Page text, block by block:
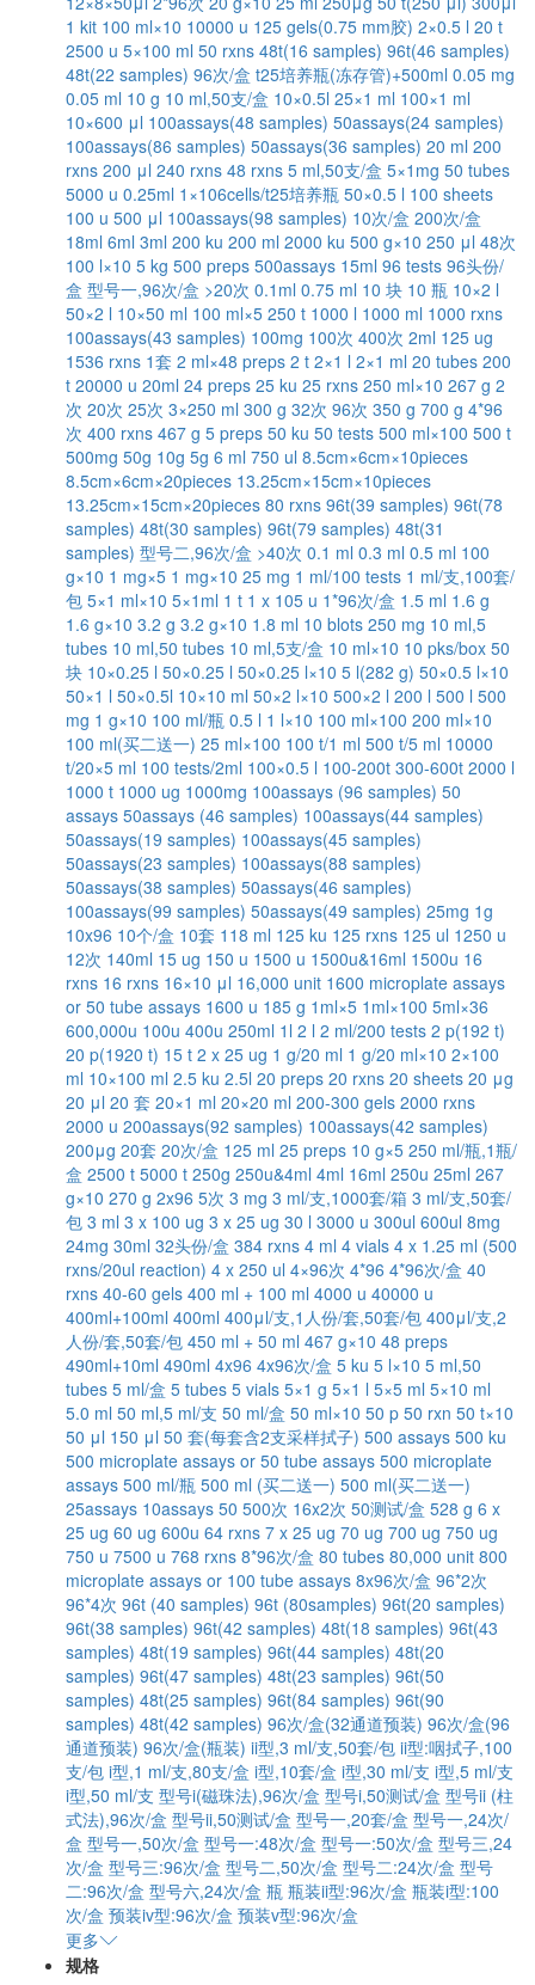
1 kit 100 ml×10 10000 u 125 gels(0.75 mm胶) 2×0.5 l 20 t
2500 u 5×100 ml 50 rxns 48t(16 samples) 96t(46 samples)
48t(22 samples) 96次/盒 t25培养瓶(冻存管)+500ml 0.05 mg
0.05 ml 10 g 10 ml,50支/盒 10×0.5l 25×1 ml 100×1 ml
10×600 μl 100assays(48 samples) 50assays(24 samples)
100assays(86 samples) 50assays(36 samples) 20 ml 200
rxns 200 μl 240 rxns 48 rxns 5 ml,50支/盒 5×1mg 50 tubes
5000 u 0.25ml 1×106cells/t25培养瓶 50×0.5 l 100 sheets
100 u 500 μl 100assays(98 samples) 10次/盒 200次/盒
18ml 6ml 3ml 200 ku 200 ml 2000 ku 500 g×10 250 μl 48次
100 l×10 5 kg 500 preps 500assays 15ml 96 tests 96头份/
盒 型号一,96次/盒 >20次 0.1ml 0.75 ml 10 块 10 瓶 10×2 l
50×2 l 10×50 ml 100 ml×5 250 t 1000 l 1000 ml 1000 rxns
100assays(43 samples) 100mg 100次 400次 2ml 125 ug
1536 rxns 1套 2 ml×48 preps 2 t 2×1 l 2×1 ml 20 tubes 200
t 20000 u 20ml 24 preps 25 ku 25 rxns 250 ml×10 267 g 2
次 20次 25次 3×250 ml 300 g 32次 96次 350 g 700 g 4*96
次 400 rxns 467 g 5 preps 50 ku 50 tests 500 ml×100 500 t
500mg 50g 10g 5g 6 ml 750 ul 8.5cm×6cm×10pieces
8.5cm×6cm×20pieces 13.25cm×15cm×10pieces
13.25cm×15cm×20pieces 80 rxns 96t(39 samples) 96t(78
samples) 48t(30 samples) 96t(79 samples) 48t(31
samples) 型号二,96次/盒 >40次 0.1 ml 0.3 ml 0.5 ml 100
g×10 1 mg×5 1 mg×10 25 mg 1 ml/100 tests 1 ml/支,100套/
包 5×1 ml×10 5×1ml 1 t 1 x 105 u 1*96次/盒 1.5 ml 1.6 g
1.6 g×10 3.2 g 3.2 g×10 1.8 ml 10 blots 250 mg 10 ml,5
tubes 10 ml,50 tubes 10 ml,5支/盒 10 ml×10 10 pks/box 50
块 10×0.25 l 50×0.25 l 50×0.25 l×10 5 l(282 g) 50×0.5 l×10
50×1 l 50×0.5l 10×10 ml 50×2 l×10 500×2 l 200 l 500 l 500
mg 1 g×10 100 ml/瓶 0.5 l 1 l×10 100 ml×100 200 ml×10
100 ml(买二送一) 25 ml×100 100 t/1 ml 500 t/5 ml 10000
t/20×5 ml 100 tests/2ml 100×0.5 l 100-200t 300-600t 2000 l
1000 t 1000 ug 1000mg 100assays (96 samples) 50
assays 50assays (46 samples) 100assays(44 samples)
50assays(19 samples) 100assays(45 samples)
50assays(23 samples) 100assays(88 samples)
50assays(38 samples) 50assays(46 samples)
100assays(99 samples) 50assays(49 samples) 25mg 1g
10x96 10个/盒 10套 118 ml 125 ku 125 rxns 125 ul 1250 u
12次 140ml 15 ug 150 u 1500 u 1500u&16ml 1500u 16
rxns 16 rxns 16×10 μl 16,000 unit 1600 microplate assays
or 50 tube assays 1600 u 185 g 1ml×5 1ml×100 5ml×36
600,000u 100u 400u 250ml 1l 2 l 2 ml/200 tests 2 p(192 t)
20 p(1920 t) 15 t 2 x 25 ug 1 g/20 ml 1 g/20 ml×10 2×100
ml 10×100 ml 2.5 ku 2.5l 20 preps 20 rxns 20 sheets 20 μg
20 μl 20 套 20×1 ml 20×20 ml 200-300 gels 2000 rxns
2000 u 200assays(92 samples) 100assays(42 samples)
200μg 20套 20次/盒 125 ml 25 preps 10 g×5 250 ml/瓶,1瓶/
盒 2500 t 5000 t 250g 250u&4ml 4ml 16ml 250u 25ml 267
g×10 270 g 2x96 5次 3 mg 3 ml/支,1000套/箱 3 ml/支,50套/
包 3 ml 3 x 100 ug 3 x 25 ug 30 l 3000 u 300ul 600ul 8mg
24mg 30ml 32头份/盒 384 rxns 4 ml 4 vials 4 x 1.25 ml (500
rxns/20ul reaction) 4 x 250 ul 4×96次 4*96 4*96次/盒 40
rxns 40-60 gels 400 ml + 100 ml 4000 u 40000 u
400ml+100ml 400ml 400μl/支,1人份/套,50套/包 400μl/支,2
人份/套,50套/包 450 ml + 50 ml 467 g×10 48 preps
490ml+10ml 490ml 4x96 4x96次/盒 5 ku 5 l×10 5 ml,50
tubes 5 ml/盒 5 tubes 5 vials 5×1 g 5×1 l 5×5 ml 5×10 ml
5.0 ml 50 ml,5 ml/支 50 ml/盒 50 ml×10 50 p 50 rxn 50 t×10
50 μl 150 μl 50 套(每套含2支采样拭子) 500 assays 500 ku
500 microplate assays or 50 tube assays 500 microplate
assays 500 ml/瓶 500 ml (买二送一) 500 ml(买二送一)
25assays 10assays 50 500次 16x2次 50测试/盒 528 g 6 x
25 ug 60 ug 600u 64 rxns 7 x 25 ug 70 ug 700 ug 750 ug
750 u 7500 u 768 rxns 8*96次/盒 80 tubes 80,000 unit 800
microplate assays or 100 tube assays 8x96次/盒 96*2次
96*4次 96t (40 samples) 96t (80samples) 96t(20 samples)
96t(38 samples) 96t(42 samples) 48t(18 samples) 96t(43
samples) 48t(19 samples) 96t(44 samples) 48t(20
samples) 96t(47 samples) 48t(23 samples) 96t(50
samples) 48t(25 samples) 96t(84 samples) 96t(90
samples) 48t(42 samples) 96次/盒(32通道预装) 96次/盒(96
通道预装) 96次/盒(瓶装) ii型,3 ml/支,50套/包 ii型:咽拭子,100
支/包 i型,1 ml/支,80支/盒 i型,10套/盒 i型,30 ml/支 i型,5 ml/支
i型,50 ml/支 型号i(磁珠法),96次/盒 型号i,50测试/盒 型号ii (柱
式法),96次/盒 型号ii,50测试/盒 型号一,20套/盒 型号一,24次/
盒 型号一,50次/盒 型号一:48次/盒 型号一:50次/盒 型号三,24
次/盒 型号三:96次/盒 型号二,50次/盒 型号二:24次/盒 型号
二:96次/盒 型号六,24次/盒 瓶 瓶装ii型:96次/盒 瓶装i型:100
次/盒 预装iv型:96次/盒 预装v型:96次/盒
更多
规格